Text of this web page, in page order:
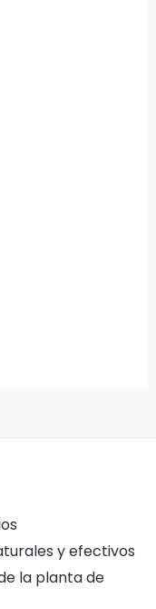
y efectivos
la planta de